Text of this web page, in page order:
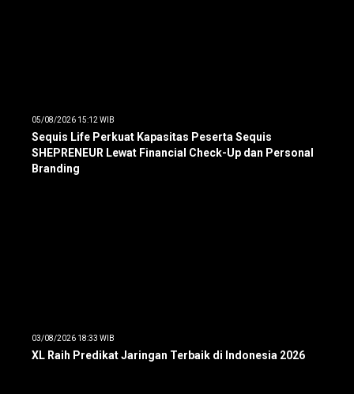
05/08/2026 15:12 WIB
Sequis Life Perkuat Kapasitas Peserta Sequis
SHEPRENEUR Lewat Financial Check-Up dan Personal
Branding
03/08/2026 18:33 WIB
XL Raih Predikat Jaringan Terbaik di Indonesia 2026